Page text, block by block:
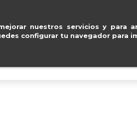
nuestros servicios y para
configurar tu navegador para